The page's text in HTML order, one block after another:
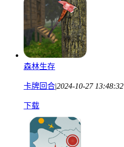
森林生存
卡牌回合|2024-10-27 13:48:32
下载